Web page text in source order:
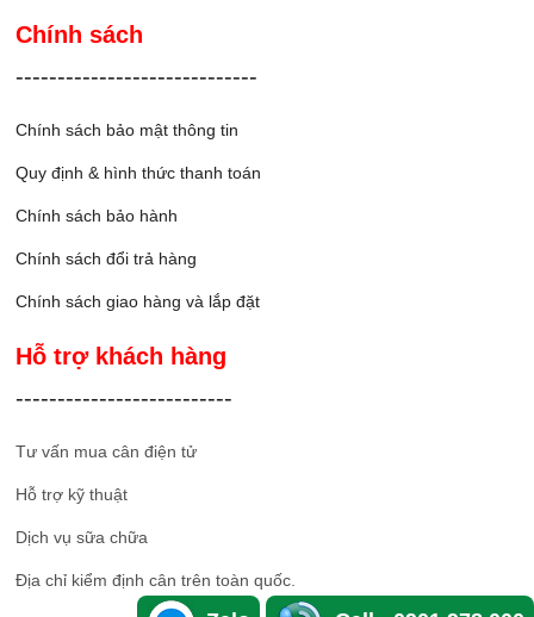
Chính sách
-----------------------------
Chính sách bảo mật thông tin
Quy định & hình thức thanh toán
Chính sách bảo hành
Chính sách đổi trả hàng
Chính sách giao hàng và lắp đặt
Hỗ trợ khách hàng
--------------------------
Tư vấn mua cân điện tử
Hỗ trợ kỹ thuật
Dịch vụ sữa chữa
Địa chỉ kiểm định cân trên toàn quốc.